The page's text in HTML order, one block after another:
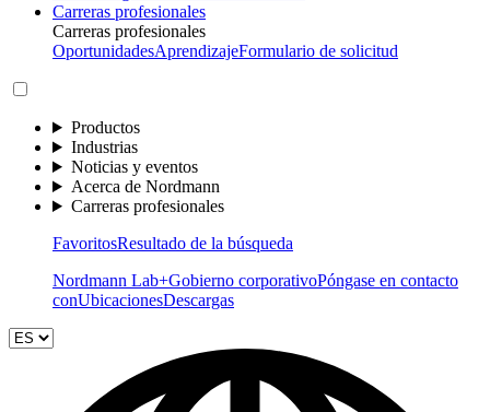
Carreras profesionales
Carreras profesionales
OportunidadesAprendizajeFormulario de solicitud
Productos
Industrias
Noticias y eventos
Acerca de Nordmann
Carreras profesionales
FavoritosResultado de la búsqueda
Nordmann Lab+Gobierno corporativoPóngase en contacto
conUbicacionesDescargas